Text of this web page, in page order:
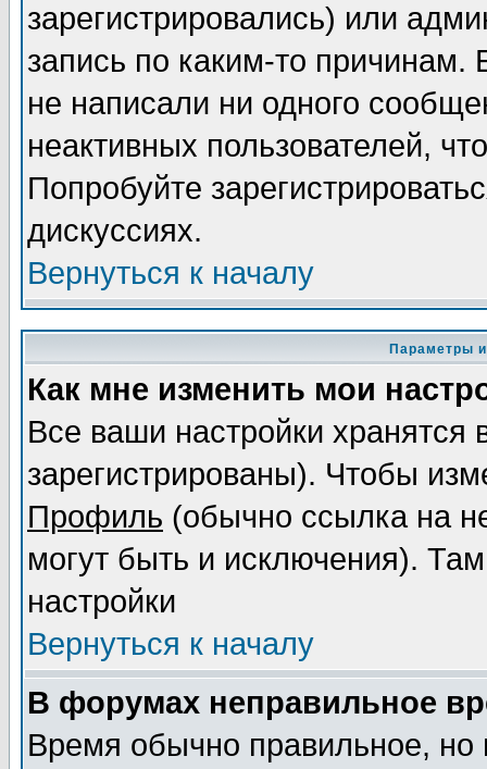
зарегистрировались) или
запись по каким-то
не написали ни одного
неактивных пользователей,
Попробуйте
дискуссиях.
Вернуться к началу
Параметры
Как мне изменить мои
Все ваши настройки
зарегистрированы). Чтобы
Профиль (обычно ссылка на
могут быть и исключения).
настройки
Вернуться к началу
В форумах неправильное
Время обычно правильное,